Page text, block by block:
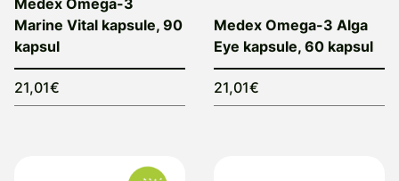
Medex Omega-3
Marine Vital kapsule, 90
kapsul
21,01€
Medex Omega-3 Alga
Eye kapsule, 60 kapsul
21,01€